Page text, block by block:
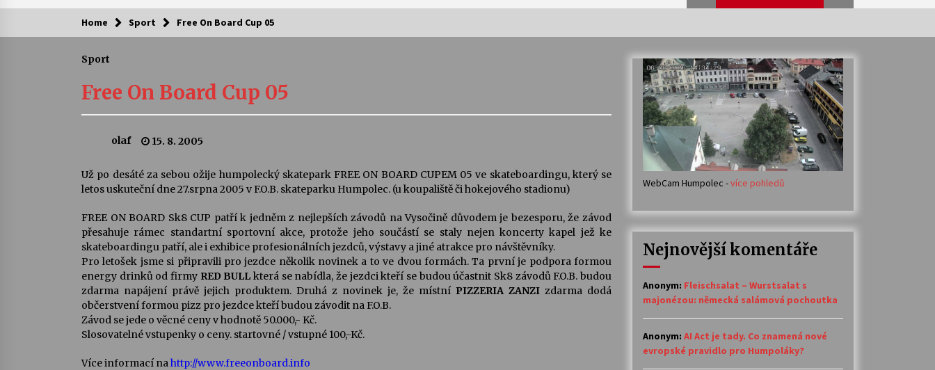
Kam za kulturou?
Camerata a Sukuba Ensemble
4. 8. 2026
Veselí muzikanti
30. 7. 2026
Pozvánka na integrační festival
Quijotova šedesátka: 28. 7.–1. 8.
28. 7. 2026
Votavžatský ploty
23. 7. 2026
Miller
22. 7. 2026
17. 7. 2026 14. 7. 2026
Za kulturou kousek za Humpolec. V
Želivě ožije odkaz Josefa Čapka
13. 7. 2026
Varhanní recitál Michala Novenka v
Klášteře Želiv
3. 7. 2026
30. 6. 2026
Home Sport Free On Board Cup 05
Sport
Free On Board Cup 05
olaf 15. 8. 2005
Už po desáté za sebou ožije humpolecký skatepark FREE ON BOARD CUPEM 05 ve skateboardingu, který se
letos uskuteční dne 27.srpna 2005 v F.O.B. skateparku Humpolec. (u koupaliště či hokejového stadionu)
FREE ON BOARD Sk8 CUP patří k jedněm z nejlepších závodů na Vysočině důvodem je bezesporu, že závod
přesahuje rámec standartní sportovní akce, protože jeho součástí se staly nejen koncerty kapel jež ke
skateboardingu patří, ale i exhibice profesionálních jezdců, výstavy a jiné atrakce pro návštěvníky.
Pro letošek jsme si připravili pro jezdce několik novinek a to ve dvou formách. Ta první je podpora formou
energy drinků od firmy RED BULL která se nabídla, že jezdci kteří se budou účastnit Sk8 závodů F.O.B. budou
zdarma napájení právě jejich produktem. Druhá z novinek je, že místní PIZZERIA ZANZI zdarma dodá
občerstvení formou pizz pro jezdce kteří budou závodit na F.O.B.
Závod se jede o věcné ceny v hodnotě 50.000,- Kč.
Slosovatelné vstupenky o ceny. startovné / vstupné 100,-Kč.
Více informací nahttp://www.freeonboard.info
WebCam Humpolec -více pohledů
Nejnovější komentáře
Anonym: Fleischsalat – Wurstsalat s
majonézou: německá salámová pochoutka
Anonym: AI Act je tady. Co znamená nové
evropské pravidlo pro Humpoláky?